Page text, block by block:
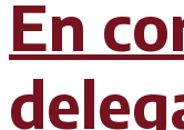
En